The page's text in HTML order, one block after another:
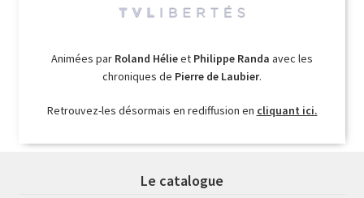
Animées par Roland Hélieet Philippe Randa avec les
chroniques de Pierre de Laubier.
Retrouvez-les désormais en rediffusion en cliquant ici.
Le catalogue